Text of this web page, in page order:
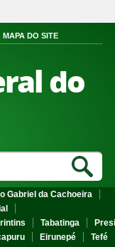
MAPA DO SITE
do
Gabriel da Cachoeira
Tabatinga
Eirunepé
Tefé